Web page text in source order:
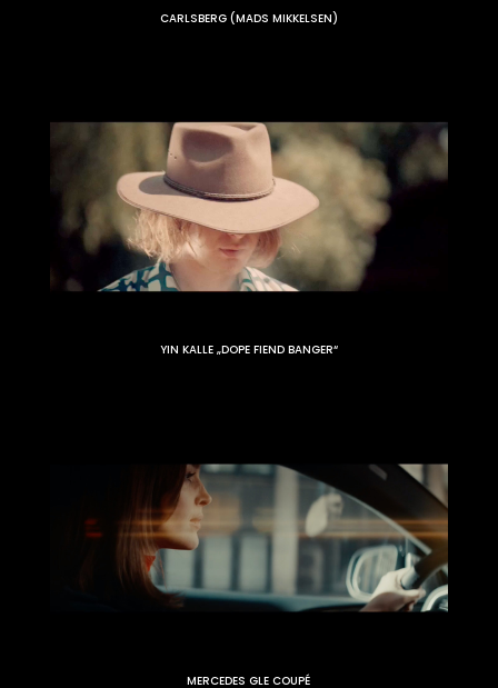
CARLSBERG (MADS MIKKELSEN)
YIN KALLE „DOPE FIEND BANGER“
MERCEDES GLE COUPÉ